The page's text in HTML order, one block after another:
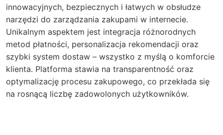
innowacyjnych, bezpiecznych i łatwych w obsłudze
narzędzi do zarządzania zakupami w internecie.
Unikalnym aspektem jest integracja różnorodnych
metod płatności, personalizacja rekomendacji oraz
szybki system dostaw – wszystko z myślą o komforcie
klienta. Platforma stawia na transparentność oraz
optymalizację procesu zakupowego, co przekłada się
na rosnącą liczbę zadowolonych użytkowników.